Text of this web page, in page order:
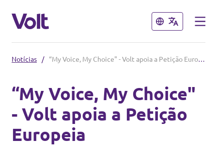
Fechar
Volt Espanha
Volt Países Baixos
Volt Alemanha
Fechar
Políticas
Sobre o Volt
Notícias / “My Voice, My Choice" - Volt apoia a Petição Europeia
“My Voice, My Choice"
- Volt apoia a Petição
Europeia